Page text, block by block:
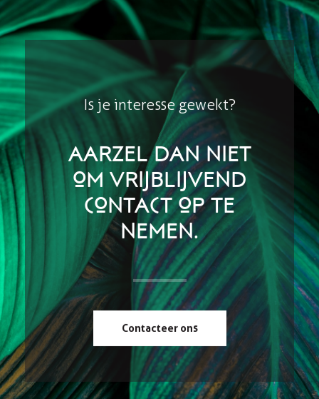
Is je interesse gewekt?
Aarzel dan niet
om vrijblijvend
contact op te
nemen.
Contacteer ons